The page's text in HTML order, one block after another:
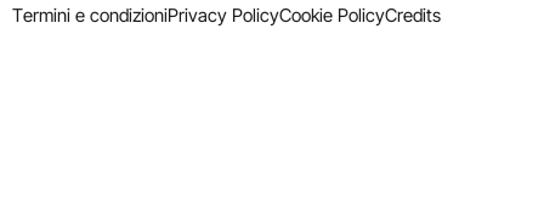
Termini e condizioniPrivacy PolicyCookie PolicyCredits